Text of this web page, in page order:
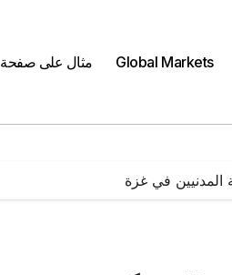
Global Markets مثال على صفحة
المدنيين في غزة